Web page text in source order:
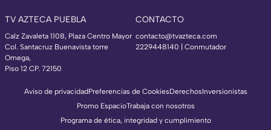
TV AZTECA PUEBLA
Calz Zavaleta 1108, Plaza Centro Mayor
Col. Santacruz Buenavista torre
Omega,
Piso 12 CP. 72150
CONTACTO
contacto@tvazteca.com
2229448140 | Conmutador
Aviso de privacidadPreferencias de CookiesDerechosInversionistas
Promo EspacioTrabaja con nosotros
Programa de ética, integridad y cumplimiento